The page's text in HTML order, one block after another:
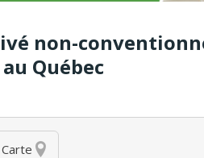
non-
Québec
Carte